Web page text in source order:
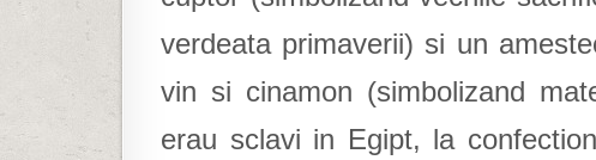
verdeata primaverii) si un
vin si cinamon (simbolizand
erau sclavi in Egipt, la